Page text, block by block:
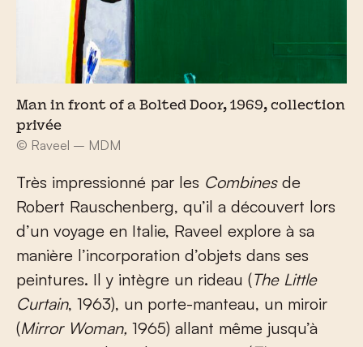
Man in front of a Bolted Door, 1969, collection
privée
© Raveel – MDM
Très impressionné par les Combinesde
Robert Rauschenberg, qu’il a découvert lors
d’un voyage en Italie, Raveel explore à sa
manière l’incorporation d’objets dans ses
peintures. Il y intègre un rideau (The Little
Curtain, 1963), un porte-manteau, un miroir
(Mirror Woman, 1965) allant même jusqu’à